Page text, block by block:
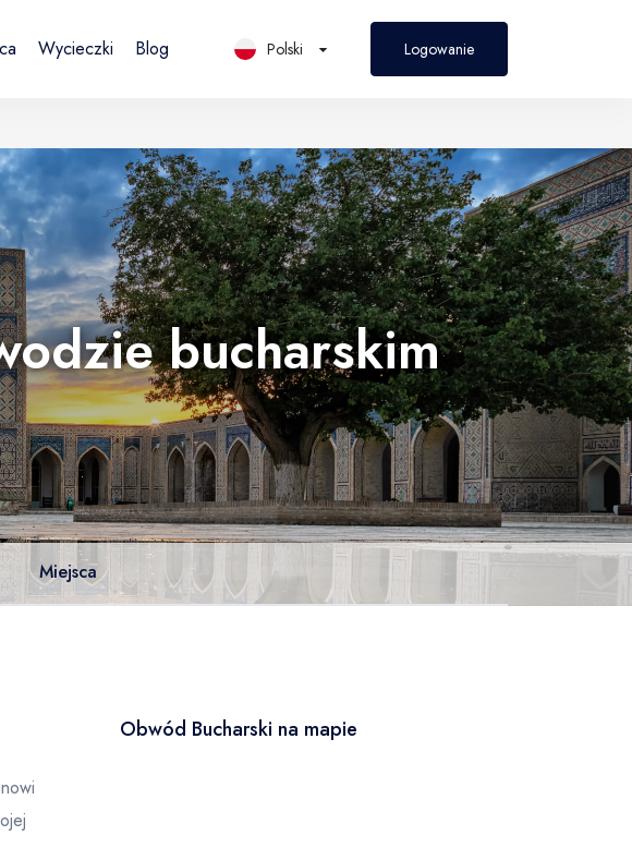
Wycieczki Blog Polski Logowanie
bucharskim
Miejsca
Obwód Bucharski na mapie
DE
Deutsch
PL
Polski
prywatności.